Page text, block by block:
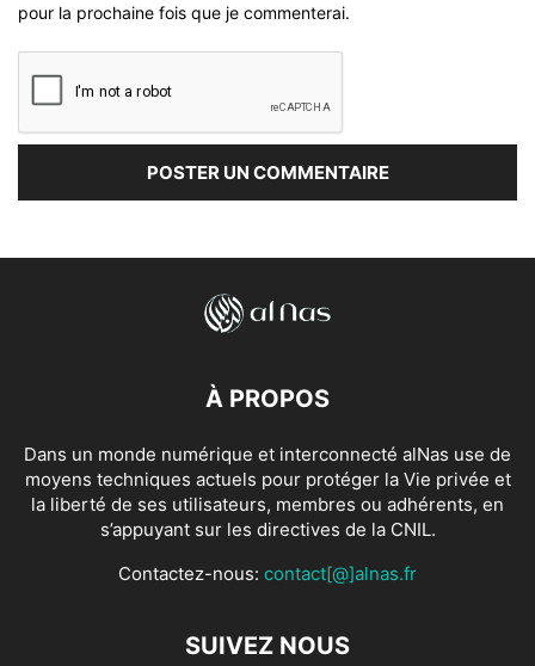
pour la prochaine fois que je commenterai.
À PROPOS
Dans un monde numérique et interconnecté alNas use de
moyens techniques actuels pour protéger la Vie privée et
la liberté de ses utilisateurs, membres ou adhérents, en
s’appuyant sur les directives de la CNIL.
Contactez-nous: contact[@]alnas.fr
SUIVEZ NOUS